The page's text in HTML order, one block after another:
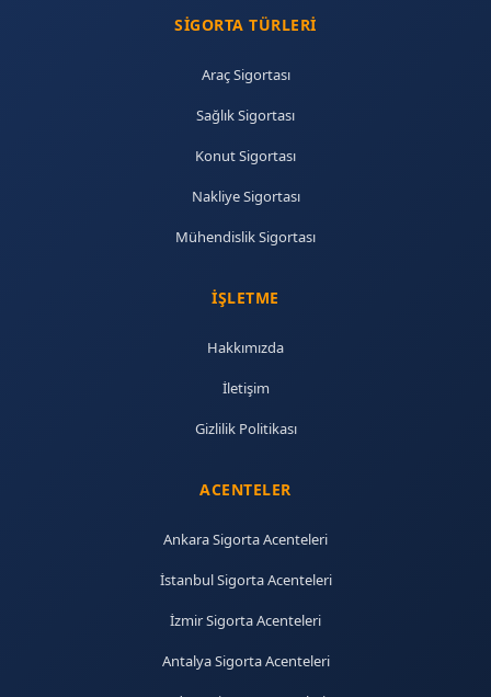
SIGORTA TÜRLERI
Araç Sigortası
Sağlık Sigortası
Konut Sigortası
Nakliye Sigortası
Mühendislik Sigortası
İŞLETME
Hakkımızda
İletişim
Gizlilik Politikası
ACENTELER
Ankara Sigorta Acenteleri
İstanbul Sigorta Acenteleri
İzmir Sigorta Acenteleri
Antalya Sigorta Acenteleri